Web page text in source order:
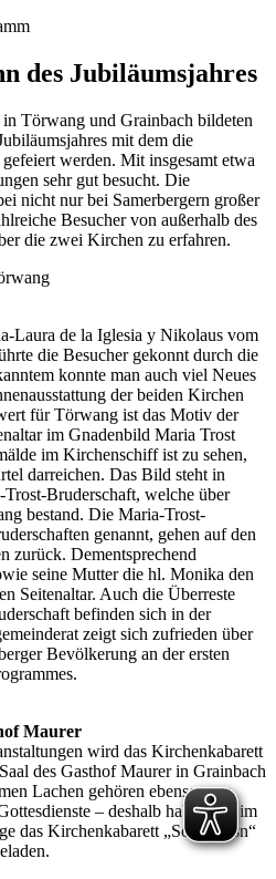
des Jubiläumsjahres
Törwang und Grainbach bildeten
mit dem die
werden. Mit insgesamt etwa
sehr gut besucht. Die
nicht nur bei Samerbergern großer
Besucher von außerhalb des
die zwei Kirchen zu erfahren.
Laura de la Iglesia y Nikolaus vom
die Besucher gekonnt durch die
konnte man auch viel Neues
der beiden Kirchen
für Törwang ist das Motiv der
im Gnadenbild Maria Trost
im Kirchenschiff ist zu sehen,
darreichen. Das Bild steht in
Bruderschaft, welche über
bestand. Die Maria-Trost-
genannt, gehen auf den
zurück. Dementsprechend
seine Mutter die hl. Monika den
Seitenaltar. Auch die Überreste
befinden sich in der
zeigt sich zufrieden über
Bevölkerung an der ersten
Maurer
wird das Kirchenkabarett
des Gasthof Maurer in Grainbach
Lachen gehören ebenso zum
– deshalb haben wir im
das Kirchenkabarett „Soafablosn“